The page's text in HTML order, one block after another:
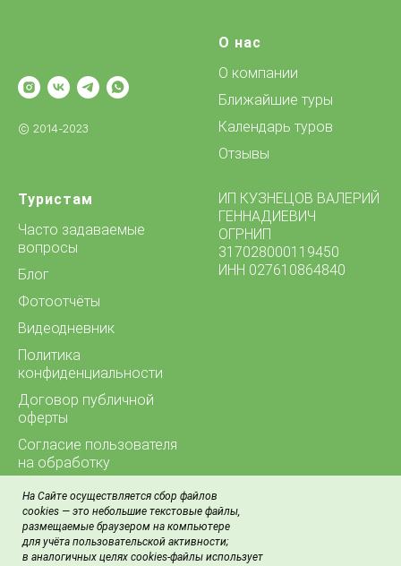
© 2014-2023
О нас
О компании
Ближайшие туры
Календарь туров
Отзывы
Туристам
Часто задаваемые
вопросы
Блог
Фотоотчёты
Видеодневник
Политика
конфиденциальности
Договор публичной
оферты
Согласие пользователя
на обработку
персональных данных
Контакты
ИП КУЗНЕЦОВ ВАЛЕРИЙ
ГЕННАДИЕВИЧ
ОГРНИП
317028000119450
ИНН 027610864840
На Сайте осуществляется сбор файлов
cookies — это небольшие текстовые файлы,
размещаемые браузером на компьютере
для учёта пользовательской активности;
в аналогичных целях cookies-файлы использует